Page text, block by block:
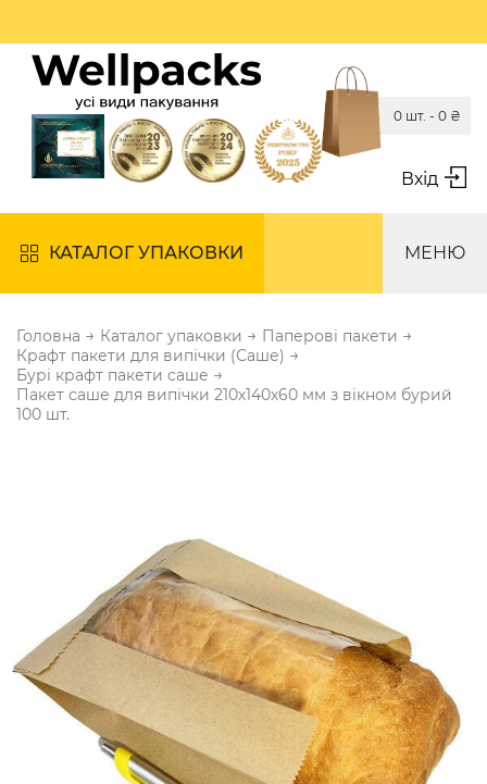
Вхід
0 шт. - 0 ₴
КАТАЛОГ УПАКОВКИ МЕНЮ
Головна → Каталог упаковки → Паперові пакети →
Крафт пакети для випічки (Саше) →
Бурі крафт пакети саше →
Пакет саше для випічки 210х140х60 мм з вікном бурий
100 шт.